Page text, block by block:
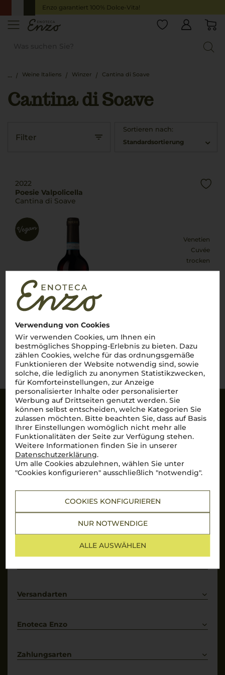
Verwendung von Cookies
Wir verwenden Cookies, um Ihnen ein
bestmögliches Shopping-Erlebnis zu bieten. Dazu
zählen Cookies, welche für das ordnungsgemäße
Funktionieren der Website notwendig sind, sowie
solche, die lediglich zu anonymen Statistikzwecken,
für Komforteinstellungen, zur Anzeige
personalisierter Inhalte oder personalisierter
Werbung auf Drittseiten genutzt werden. Sie
können selbst entscheiden, welche Kategorien Sie
zulassen möchten. Bitte beachten Sie, dass auf Basis
Ihrer Einstellungen womöglich nicht mehr alle
Funktionalitäten der Seite zur Verfügung stehen.
Weitere Informationen finden Sie in unserer
Datenschutzerklärung.
Um alle Cookies abzulehnen, wählen Sie unter
"Cookies konfigurieren" ausschließlich "notwendig".
COOKIES KONFIGURIEREN
NUR NOTWENDIGE
ALLE AUSWÄHLEN
Enzo garantiert 100% Dolce-Vita!
Weine Italiens Winzer Cantina di Soave
Cantina di Soave
Filter
Sortieren nach:
Standardsortierung
2022
Poesie Valpolicella
Cantina di Soave
Venetien
Cuvée
trocken
Lebensmittel­angaben
Sicherheit
SSL-Daten­verschlüs­selung: Ihre Daten können
nicht von Unbe­fugten gelesen werden.
Hervorragend
Mehr Informationen
Top Links
Kontakt
Versandarten
Enoteca Enzo
Bewertungs-Richtlinien
Zahlungsarten